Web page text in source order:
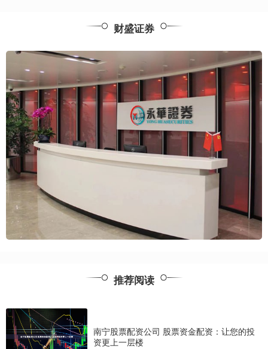
财盛证券
推荐阅读
南宁股票配资公司 股票资金配资：让您的投
资更上一层楼